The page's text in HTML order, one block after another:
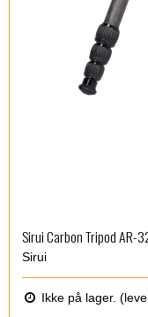
Sirui Carbon Tripod AR-
Sirui
Ikke på lager.